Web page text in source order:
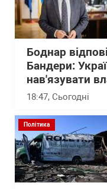
Боднар
Бандери:
нав'язувати
18:47, Сьогодні
Політика